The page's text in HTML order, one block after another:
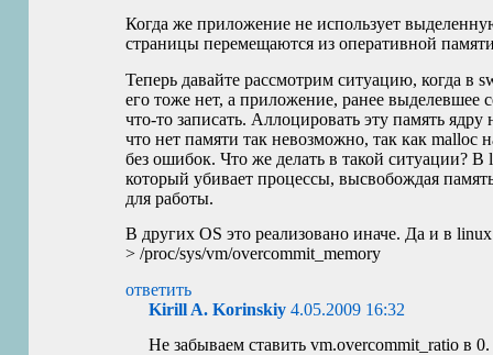
Когда же приложение не использует
страницы перемещаются из оперативной
Теперь давайте рассмотрим ситуацию, когда в
его тоже нет, а приложение, ранее выделевшее
что-то записать. Аллоцировать эту память
что нет памяти так невозможно, так как malloc
без ошибок. Что же делать в такой ситуации? В
который убивает процессы, высвобождая
для работы.
В другихOS это реализовано иначе. Да и в
> /proc/sys/vm/overcommit_memory
ответить
Kirill A. Korinskiy 4.05.2009 16:32
Не забываем ставить vm.overcommit_ratio в 0.